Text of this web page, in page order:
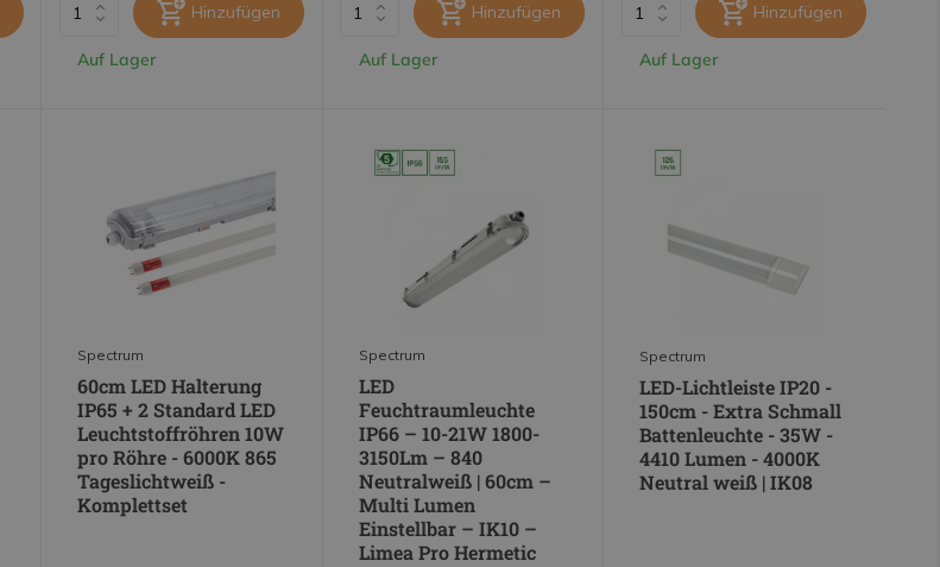
Hinzufügen
Auf Lager
Hinzufügen
Auf Lager
Hinzufügen
Auf Lager
Spectrum
60cm LED Halterung
IP65 + 2 Standard LED
Leuchtstoffröhren 10W
pro Röhre - 6000K 865
Tageslichtweiß -
Komplettset
Spectrum
LED
Feuchtraumleuchte
IP66 – 10-21W 1800-
3150Lm – 840
Neutralweiß | 60cm –
Multi Lumen
Einstellbar – IK10 –
Limea Pro Hermetic
Spectrum
LED-Lichtleiste IP20 -
150cm - Extra Schmall
Battenleuchte - 35W -
4410 Lumen - 4000K
Neutral weiß | IK08